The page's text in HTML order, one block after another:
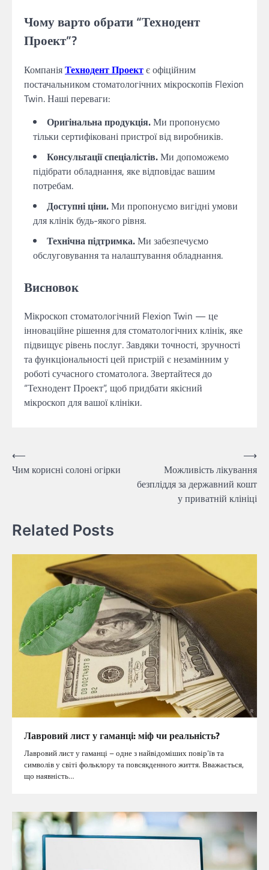
Чому варто обрати “Технодент
Проект”?
КомпаніяТехнодент Проектє офіційним
постачальником стоматологічних мікроскопів Flexion
Twin. Наші переваги:
Оригінальна продукція.Ми пропонуємо
тільки сертифіковані пристрої від виробників.
Консультації спеціалістів.Ми допоможемо
підібрати обладнання, яке відповідає вашим
потребам.
Доступні ціни.Ми пропонуємо вигідні умови
для клінік будь-якого рівня.
Технічна підтримка.Ми забезпечуємо
обслуговування та налаштування обладнання.
Висновок
Мікроскоп стоматологічний Flexion Twin — це
інноваційне рішення для стоматологічних клінік, яке
підвищує рівень послуг. Завдяки точності, зручності
та функціональності цей пристрій є незамінним у
роботі сучасного стоматолога. Звертайтеся до
“Технодент Проект”, щоб придбати якісний
мікроскоп для вашої клініки.
Навігація
записів
⟵
Чим корисні солоні огірки
Можливість лікування
безпліддя за державний кошт
у приватній клініці
⟶
Related Posts
Лавровий лист у гаманці: міф чи реальність?
Лавровий лист у гаманці – одне з найвідоміших повір’їв та
символів у світі фольклору та повсякденного життя. Вважається,
що наявність…